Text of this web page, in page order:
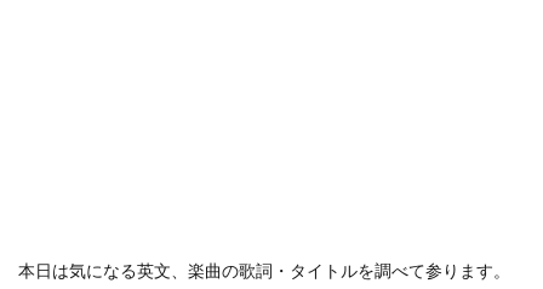
本日は気になる英文、楽曲の歌詞・タイトルを調べて参ります。